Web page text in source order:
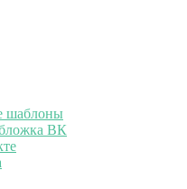
шаблоны
ВК